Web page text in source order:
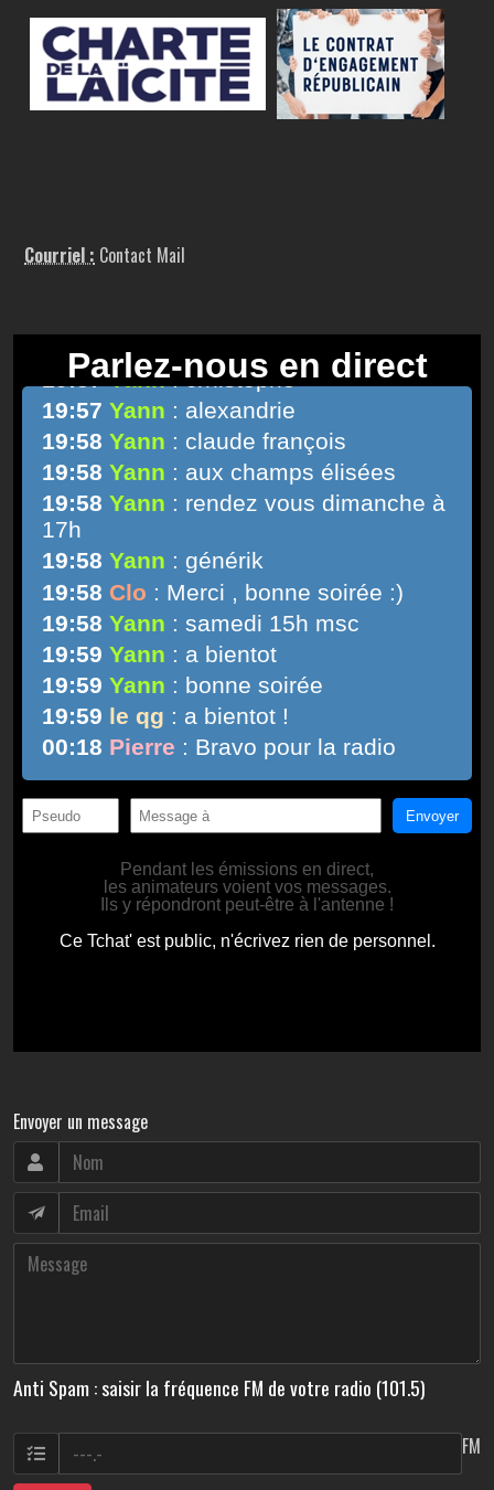
Courriel : Contact Mail
Envoyer un message
Anti Spam : saisir la fréquence FM de votre radio (101.5)
FM